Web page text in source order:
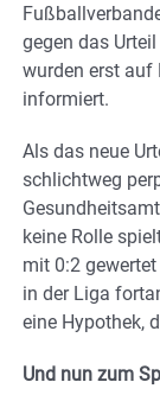
gegen das
wurden erst auf
informiert.
Als das neue
schlichtweg
keine Rolle
mit 0:2
in der Liga
eine Hypothek,
Und nun zum